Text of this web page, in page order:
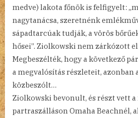
medve) lakota főnök is felfigyelt:
nagytanácsa, szeretnénk
sápadtarcúak tudják, a vörös
hősei”. Ziolkowski nem zárkózott
Megbeszélték, hogy a következő
a megvalósítás részleteit, azonban
közbeszólt…
Ziolkowski bevonult, és részt vett
partraszálláson Omaha Beachnél,